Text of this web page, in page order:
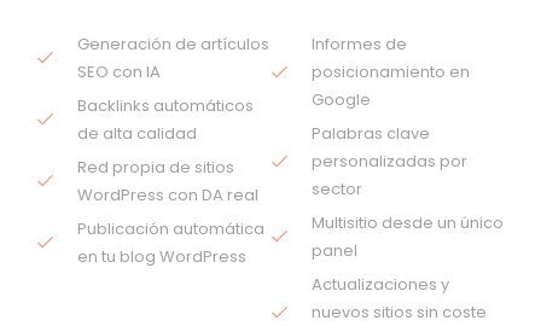
Generación de artículos
SEO con IA
Backlinks automáticos
de alta calidad
Red propia de sitios
WordPress con DA real
Publicación automática
en tu blog WordPress
Informes de
posicionamiento en
Google
Palabras clave
personalizadas por
sector
Multisitio desde un único
panel
Actualizaciones y
nuevos sitios sin coste